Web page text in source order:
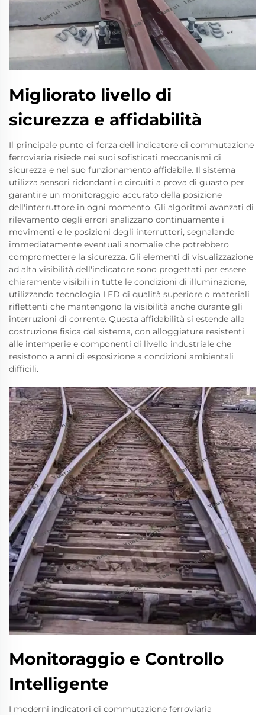
Migliorato livello di
sicurezza e affidabilità
Il principale punto di forza dell'indicatore di commutazione
ferroviaria risiede nei suoi sofisticati meccanismi di
sicurezza e nel suo funzionamento affidabile. Il sistema
utilizza sensori ridondanti e circuiti a prova di guasto per
garantire un monitoraggio accurato della posizione
dell'interruttore in ogni momento. Gli algoritmi avanzati di
rilevamento degli errori analizzano continuamente i
movimenti e le posizioni degli interruttori, segnalando
immediatamente eventuali anomalie che potrebbero
compromettere la sicurezza. Gli elementi di visualizzazione
ad alta visibilità dell'indicatore sono progettati per essere
chiaramente visibili in tutte le condizioni di illuminazione,
utilizzando tecnologia LED di qualità superiore o materiali
riflettenti che mantengono la visibilità anche durante gli
interruzioni di corrente. Questa affidabilità si estende alla
costruzione fisica del sistema, con alloggiature resistenti
alle intemperie e componenti di livello industriale che
resistono a anni di esposizione a condizioni ambientali
difficili.
Monitoraggio e Controllo
Intelligente
I moderni indicatori di commutazione ferroviaria